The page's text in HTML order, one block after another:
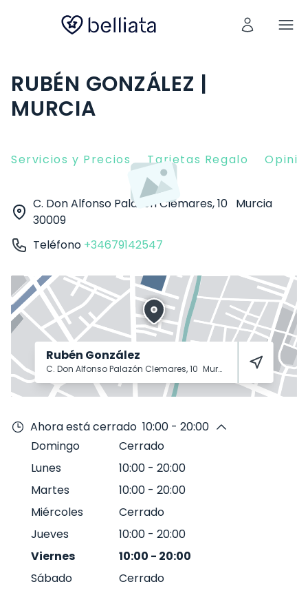
RUBÉN GONZÁLEZ |
MURCIA
Servicios y Precios Tarjetas Regalo
C. Don Alfonso Palazón Clemares, 10 Murcia
30009
Teléfono +34679142547
Rubén González
C. Don Alfonso Palazón Clemares, 10 Murcia 30009
Ahora está cerrado 10:00 - 20:00
Domingo
Cerrado
Lunes
10:00 - 20:00
Martes
10:00 - 20:00
Miércoles
Cerrado
Jueves
10:00 - 20:00
Viernes
10:00 - 20:00
Sábado
Cerrado